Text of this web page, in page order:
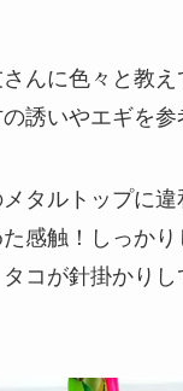
んに色々と教
誘いやエギを参
タルトップに違
感触！しっか
コが針掛かりし